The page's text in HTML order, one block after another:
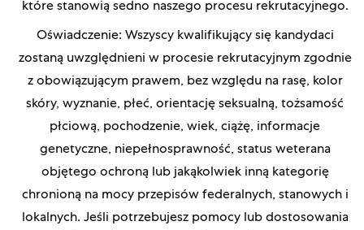
które stanowią sedno naszego procesu rekrutacyjnego.
Oświadczenie: Wszyscy kwalifikujący się kandydaci
zostaną uwzględnieni w procesie rekrutacyjnym zgodnie
z obowiązującym prawem, bez względu na rasę, kolor
skóry, wyznanie, płeć, orientację seksualną, tożsamość
płciową, pochodzenie, wiek, ciążę, informacje
genetyczne, niepełnosprawność, status weterana
objętego ochroną lub jakąkolwiek inną kategorię
chronioną na mocy przepisów federalnych, stanowych i
lokalnych. Jeśli potrzebujesz pomocy lub dostosowania